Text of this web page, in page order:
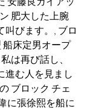
肥大した上腕
びます。, ブロ
船床定男オープ
は再び話し、
進む人を見まし
ブロック チェ
に張徐熙を船に